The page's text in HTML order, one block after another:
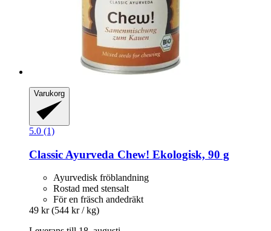
Varukorg
5.0 (1)
Classic Ayurveda Chew! Ekologisk, 90 g
Ayurvedisk fröblandning
Rostad med stensalt
För en fräsch andedräkt
49 kr (544 kr / kg)